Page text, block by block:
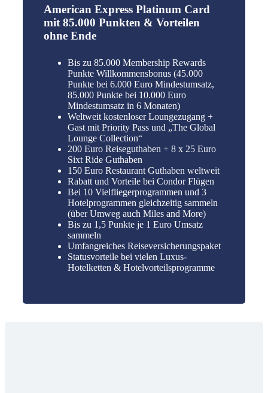
American Express Platinum Card
mit 85.000 Punkten & Vorteilen
ohne Ende
Bis zu 85.000 Membership Rewards
Punkte Willkommensbonus (45.000
Punkte bei 6.000 Euro Mindestumsatz,
85.000 Punkte bei 10.000 Euro
Mindestumsatz in 6 Monaten)
Weltweit kostenloser Loungezugang +
Gast mit Priority Pass und „The Global
Lounge Collection“
200 Euro Reiseguthaben + 8 x 25 Euro
Sixt Ride Guthaben
150 Euro Restaurant Guthaben weltweit
Rabatt und Vorteile bei Condor Flügen
Bei 10 Vielfliegerprogrammen und 3
Hotelprogrammen gleichzeitig sammeln
(über Umweg auch Miles and More)
Bis zu 1,5 Punkte je 1 Euro Umsatz
sammeln
Umfangreiches Reiseversicherungspaket
Statusvorteile bei vielen Luxus-
Hotelketten & Hotelvorteilsprogramme